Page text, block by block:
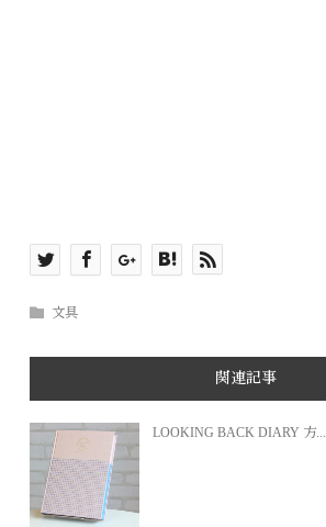
文具
関連記事
LOOKING BACK DIARY 方...